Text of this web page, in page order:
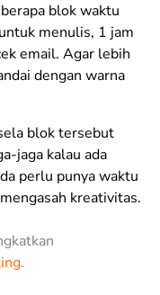
blok waktu
menulis, 1 jam
email. Agar lebih
dengan warna
blok tersebut
jaga kalau ada
perlu punya waktu
kreativitas.
.